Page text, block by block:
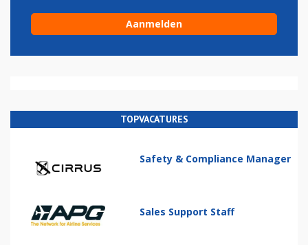
TOPVACATURES
Safety & Compliance Manager
Sales Support Staff